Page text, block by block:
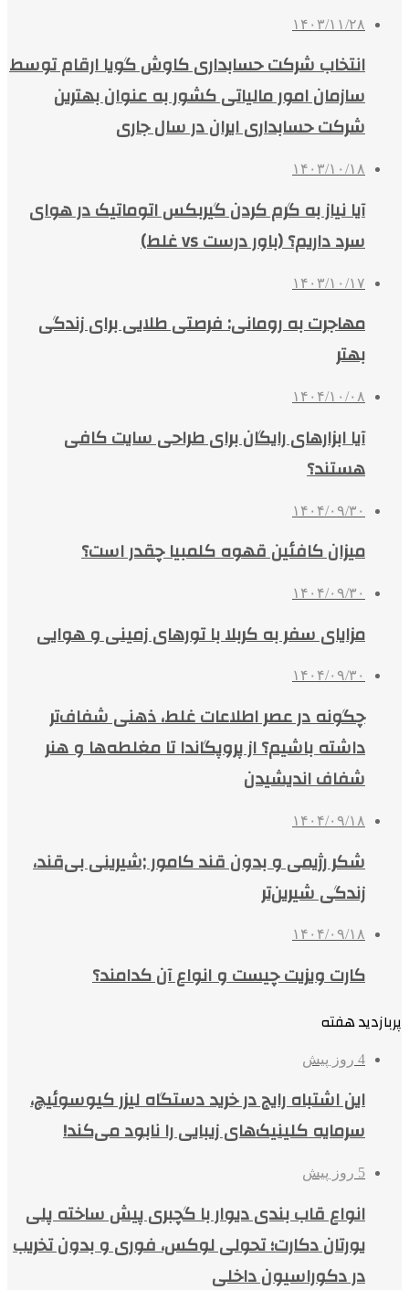
۱۴۰۳/۱۱/۲۸
انتخاب شرکت حسابداری کاوش گویا ارقام توسط
سازمان امور مالیاتی کشور به عنوان بهترین
شرکت حسابداری ایران در سال جاری
۱۴۰۳/۱۰/۱۸
آیا نیاز به گرم کردن گیربکس اتوماتیک در هوای
سرد داریم؟ (باور درست vs غلط)
۱۴۰۳/۱۰/۱۷
مهاجرت به رومانی: فرصتی طلایی برای زندگی
بهتر
۱۴۰۴/۱۰/۰۸
آیا ابزارهای رایگان برای طراحی سایت کافی
هستند؟
۱۴۰۴/۰۹/۳۰
میزان کافئین قهوه کلمبیا چقدر است؟
۱۴۰۴/۰۹/۳۰
مزایای سفر به کربلا با تورهای زمینی و هوایی
۱۴۰۴/۰۹/۳۰
چگونه در عصر اطلاعات غلط، ذهنی شفاف‌تر
داشته باشیم؟ از پروپگاندا تا مغلطه‌ها و هنر
شفاف اندیشیدن
۱۴۰۴/۰۹/۱۸
شکر رژیمی و بدون قند کامور ;شیرینی بی‌قند،
زندگی شیرین‌تر
۱۴۰۴/۰۹/۱۸
کارت ویزیت چیست و انواع آن کدامند؟
پربازدید هفته
4 روز پیش
این اشتباه رایج در خرید دستگاه لیزر کیوسوئیچ،
سرمایه کلینیک‌های زیبایی را نابود می‌کند!
5 روز پیش
انواع قاب بندی دیوار با گچبری پیش ساخته پلی
یورتان دکارت؛ تحولی لوکس، فوری و بدون تخریب
در دکوراسیون داخلی